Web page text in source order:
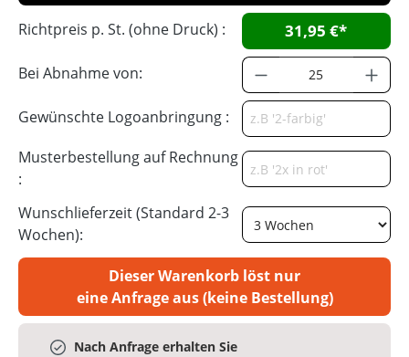
Richtpreis p. St. (ohne Druck) : 31,95 €*
Bei Abnahme von:
Gewünschte Logoanbringung :
Musterbestellung auf Rechnung
:
Wunschlieferzeit (Standard 2-3
Wochen):
Dieser Warenkorb löst nur
eine Anfrage aus (keine Bestellung)
Nach Anfrage erhalten Sie